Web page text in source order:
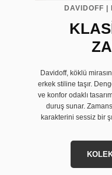
DAVIDOFF |
Davidoff, köklü
erkek stiline taşır.
ve konfor odaklı
duruş sunar.
karakterini sessiz bir